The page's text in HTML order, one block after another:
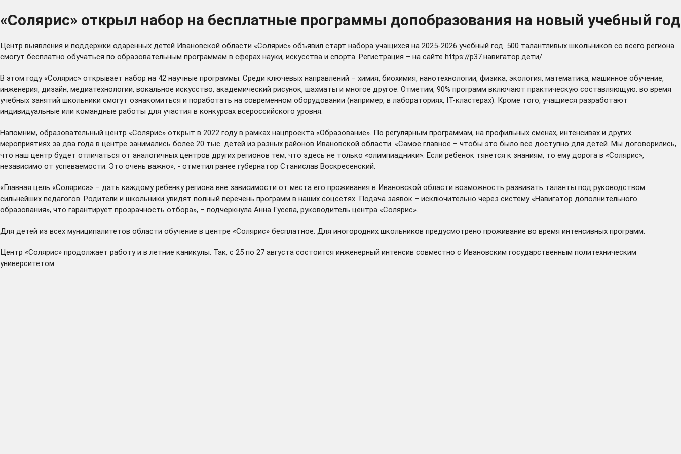
«Солярис» открыл набор на бесплатные программы допобразования на новый учебный год
Центр выявления и поддержки одаренных детей Ивановской области «Солярис» объявил старт набора учащихся на 2025-2026 учебный год. 500 талантливых школьников со всего региона
смогут бесплатно обучаться по образовательным программам в сферах науки, искусства и спорта. Регистрация – на сайте https://р37.навигатор.дети/
В этом году «Солярис» открывает набор на 42 научные программы. Среди ключевых направлений – химия, биохимия, нанотехнологии, физика, экология, математика, машинное обучение,
инженерия, дизайн, медиатехнологии, вокальное искусство, академический рисунок, шахматы и многое другое. Отметим, 90% программ включают практическую составляющую: во время
учебных занятий школьники смогут ознакомиться и поработать на современном оборудовании (например, в лабораториях, IT-кластерах). Кроме того, учащиеся разработают
индивидуальные или командные работы для участия в конкурсах всероссийского уровня.
Напомним, образовательный центр «Солярис» открыт в 2022 году в рамках нацпроекта «Образование». По регулярным программам, на профильных сменах, интенсивах и других
мероприятиях за два года в центре занимались более 20 тыс. детей из разных районов Ивановской области. «Самое главное – чтобы это было всё доступно для детей. Мы договорились,
что наш центр будет отличаться от аналогичных центров других регионов тем, что здесь не только «олимпиадники». Если ребенок тянется к знаниям, то ему дорога в «Солярис»,
независимо от успеваемости. Это очень важно», - отметил ранее губернатор Станислав Воскресенский.
«Главная цель «Соляриса» – дать каждому ребенку региона вне зависимости от места его проживания в Ивановской области возможность развивать таланты под руководством
сильнейших педагогов. Родители и школьники увидят полный перечень программ в наших соцсетях. Подача заявок – исключительно через систему «Навигатор дополнительного
образования», что гарантирует прозрачность отбора», – подчеркнула Анна Гусева, руководитель центра «Солярис».
Для детей из всех муниципалитетов области обучение в центре «Солярис» бесплатное. Для иногородних школьников предусмотрено проживание во время интенсивных программ.
Центр «Солярис» продолжает работу и в летние каникулы. Так, с 25 по 27 августа состоится инженерный интенсив совместно с Ивановским государственным политехническим
университетом.